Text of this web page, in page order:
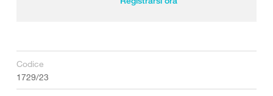
Codice
1729/23